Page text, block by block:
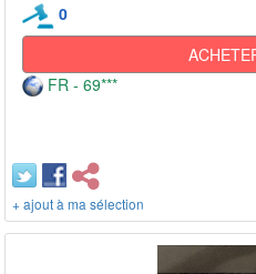
0
FR - 69***
+ ajout à ma sélection